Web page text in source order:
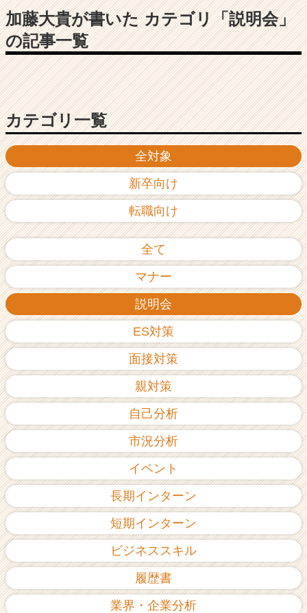
ら
ス
ウ
活
イ
チ
リ
（C
e
r
a
e
r）
加藤大貴が書いた カテゴリ「説明会」
の記事一覧
全対象
新卒向け
転職向け
全て
マナー
説明会
ES対策
面接対策
親対策
自己分析
市況分析
イベント
長期インターン
短期インターン
ビジネススキル
履歴書
業界・企業分析
カテゴリ一覧